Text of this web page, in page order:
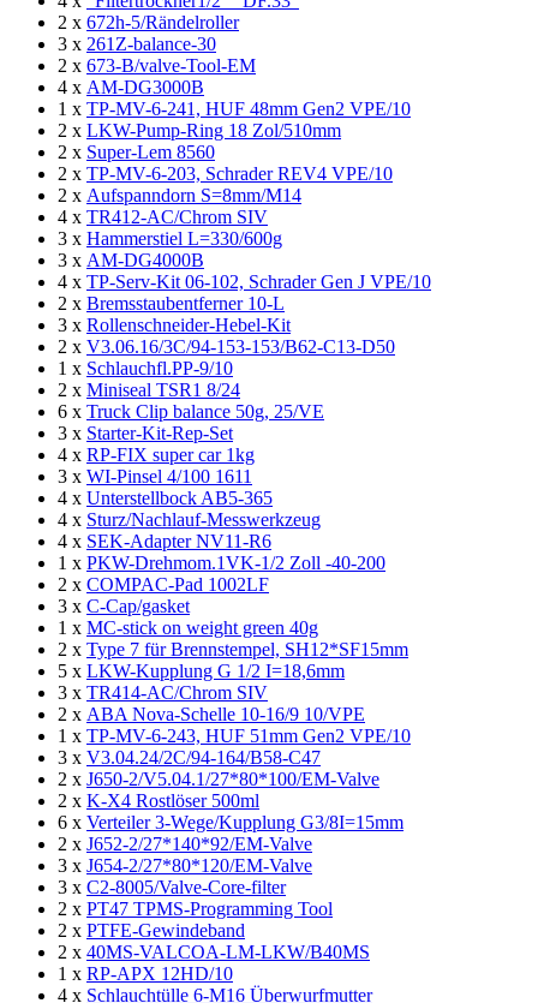
2 x 672h-5/Rändelroller
3 x 261Z-balance-30
2 x 673-B/valve-Tool-EM
4 x AM-DG3000B
1 x TP-MV-6-241, HUF 48mm Gen2 VPE/10
2 x LKW-Pump-Ring 18 Zol/510mm
2 x Super-Lem 8560
2 x TP-MV-6-203, Schrader REV4 VPE/10
2 x Aufspanndorn S=8mm/M14
4 x TR412-AC/Chrom SIV
3 x Hammerstiel L=330/600g
3 x AM-DG4000B
4 x TP-Serv-Kit 06-102, Schrader Gen J VPE/10
2 x Bremsstaubentferner 10-L
3 x Rollenschneider-Hebel-Kit
2 x V3.06.16/3C/94-153-153/B62-C13-D50
1 x Schlauchfl.PP-9/10
2 x Miniseal TSR1 8/24
6 x Truck Clip balance 50g, 25/VE
3 x Starter-Kit-Rep-Set
4 x RP-FIX super car 1kg
3 x WI-Pinsel 4/100 1611
4 x Unterstellbock AB5-365
4 x Sturz/Nachlauf-Messwerkzeug
4 x SEK-Adapter NV11-R6
1 x PKW-Drehmom.1VK-1/2 Zoll -40-200
2 x COMPAC-Pad 1002LF
3 x C-Cap/gasket
1 x MC-stick on weight green 40g
2 x Type 7 für Brennstempel, SH12*SF15mm
5 x LKW-Kupplung G 1/2 I=18,6mm
3 x TR414-AC/Chrom SIV
2 x ABA Nova-Schelle 10-16/9 10/VPE
1 x TP-MV-6-243, HUF 51mm Gen2 VPE/10
3 x V3.04.24/2C/94-164/B58-C47
2 x J650-2/V5.04.1/27*80*100/EM-Valve
2 x K-X4 Rostlöser 500ml
6 x Verteiler 3-Wege/Kupplung G3/8I=15mm
2 x J652-2/27*140*92/EM-Valve
3 x J654-2/27*80*120/EM-Valve
3 x C2-8005/Valve-Core-filter
2 x PT47 TPMS-Programming Tool
2 x PTFE-Gewindeband
2 x 40MS-VALCOA-LM-LKW/B40MS
1 x RP-APX 12HD/10
4 x Schlauchtülle 6-M16 Überwurfmutter